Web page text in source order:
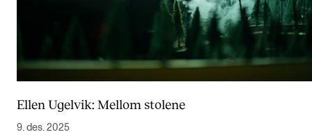
Ellen Ugelvik: Mellom stolene
9. des. 2025